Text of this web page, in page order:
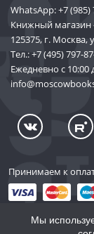
WhatsApp:+7 (985)
Книжный магазин
125375, г. Москва,
Тел.:+7 (495) 797-
Ежедневно с 10:00
Принимаем к
Мы